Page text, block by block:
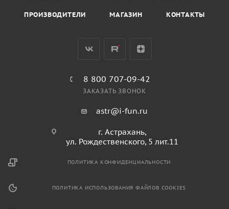
ПРОИЗВОДИТЕЛИ МАГАЗИН КОНТАКТЫ
8 800 707-09-42
ЗАКАЗАТЬ ЗВОНОК
astr@i-fun.ru
г. Астрахань,
ул. Рождественского, 5 лит.11
ПОЛИТИКА КОНФИДЕНЦИАЛЬНОСТИ
ПОЛИТИКА ИСПОЛЬЗОВАНИЯ ФАЙЛОВ COOKIES